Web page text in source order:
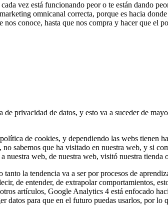
vez está funcionando peor o te están dando
omnicanal correcta, porque es hacia
conoce, hasta que nos compra y hacer que el
privacidad de datos, y esto va a suceder de
de cookies, y dependiendo las webs tienen
sabemos que ha visitado en nuestra web, y si
nuestra web, de nuestra web, visitó nuestra
tanto la tendencia va a ser por procesos de
de entender, de extrapolar comportamientos,
artículos, Google Analytics 4 está enfocado
datos para que en el futuro puedas usarlos, por